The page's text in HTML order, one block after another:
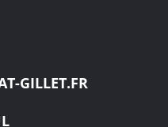
GILLET.FR